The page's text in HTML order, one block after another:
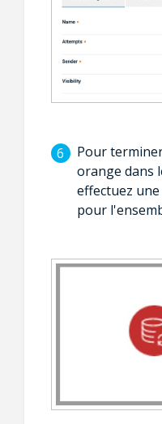
Pour
orange dans
effectuez
pour